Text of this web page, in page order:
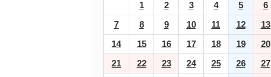
1 2 3 4 5
6
7
8 9 10 11 12
13
14
15 16 17 18 19
20
21
22 23 24 25 26
27